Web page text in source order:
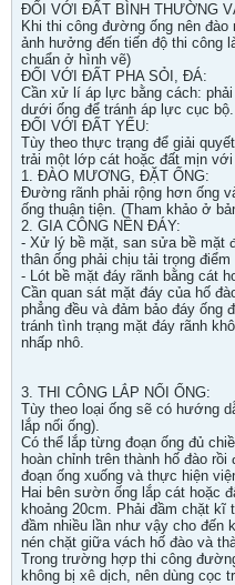
ĐỐI VỚI ĐẤT BÌNH THƯỜNG
Khi thi công đường ống nên
ảnh hưởng đến tiến độ thi công
chuẩn ở hình vẽ)
ĐỐI VỚI ĐẤT PHA SỎI, ĐÁ:
Cần xử lí áp lực bằng cách:
dưới ống để tránh áp lực cục bộ.
ĐỐI VỚI ĐẤT YẾU:
Tùy theo thực trạng để giải
trải một lớp cát hoặc đất mịn
1. ĐÀO MƯƠNG, ĐẶT ỐNG:
Đường rãnh phải rộng hơn ống
ống thuận tiện. (Tham khảo ở
2. GIA CÔNG NỀN ĐÁY:
- Xử lý bề mặt, san sửa bề mặt
thân ống phải chịu tải trọng
- Lót bề mặt đáy rãnh bằng cát
Cần quan sát mặt đáy của hố
phẳng đều và đảm bảo đáy ống
tránh tình trạng mặt đáy rãnh
nhấp nhô.
3. THI CÔNG LẮP NỐI ỐNG:
Tùy theo loại ống sẽ có hướng
lắp nối ống).
Có thể lắp từng đoạn ống đủ
hoàn chỉnh trên thành hố đào
đoạn ống xuống và thực hiện
Hai bên sườn ống lắp cát hoặc
khoảng 20cm. Phải đầm chặt
đầm nhiều lần như vậy cho đến
nén chặt giữa vách hố đào và
Trong trường hợp thi công
không bị xê dịch, nên dùng cọc